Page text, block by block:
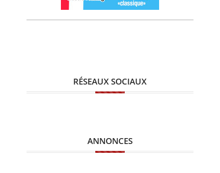
RÉSEAUX SOCIAUX
ANNONCES